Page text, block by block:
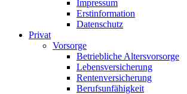
Impressum
Erstinformation
Datenschutz
Privat
Vorsorge
Betriebliche Altersvorsorge
Lebensversicherung
Rentenversicherung
Berufsunfähigkeit